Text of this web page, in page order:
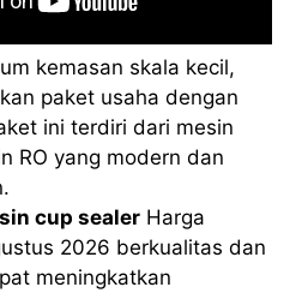
kemasan skala kecil,
paket usaha dengan
ini terdiri dari mesin
RO yang modern dan
cup sealer Harga
2026 berkualitas dan
meningkatkan